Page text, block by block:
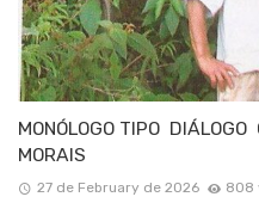
MONÓLOGO TIPO
MORAIS
27 de February de 2026 808